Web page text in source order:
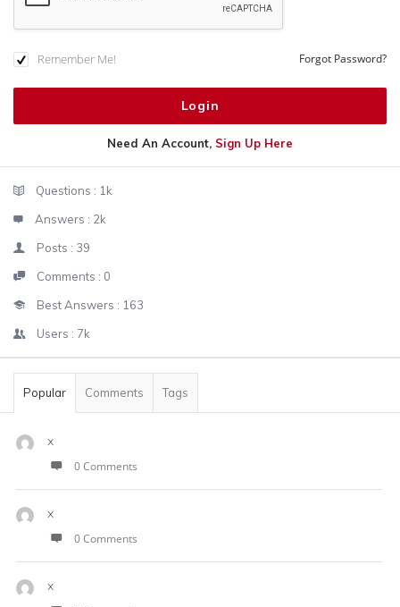
Remember Me! Forgot Password?
Need An Account, Sign Up Here
StatsQuestions : 1k
Answers : 2k
Posts : 39
Comments : 0
Best Answers : 163
Users : 7k
Popular Comments Tags
x
0 Comments
x
0 Comments
x